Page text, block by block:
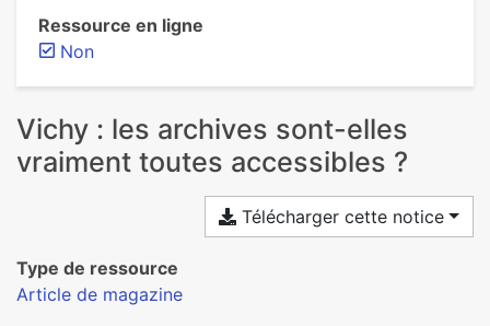
Ressource en ligne
Non
Vichy : les archives sont-elles
vraiment toutes accessibles ?
Télécharger cette notice
Type de ressource
Article de magazine